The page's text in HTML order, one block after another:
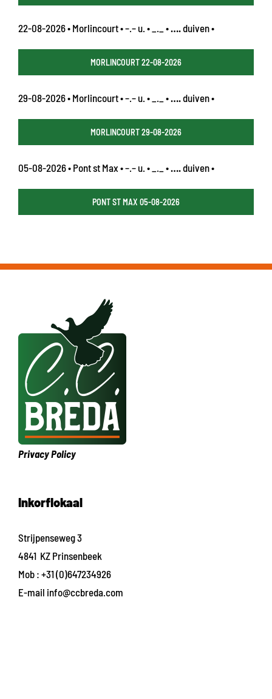
22-08-2026 • Morlincourt • –.– u. • _._ •….duiven •
MORLINCOURT 22-08-2026
29-08-2026 • Morlincourt • –.– u. • _._ •….duiven •
MORLINCOURT 29-08-2026
05-08-2026 • Pont st Max • –.– u. • _._ •….duiven •
PONT ST MAX 05-08-2026
Privacy Policy
Inkorflokaal
Strijpenseweg 3
4841 KZ Prinsenbeek
Mob : +31 (0)647234926
E-mail info@ccbreda.com